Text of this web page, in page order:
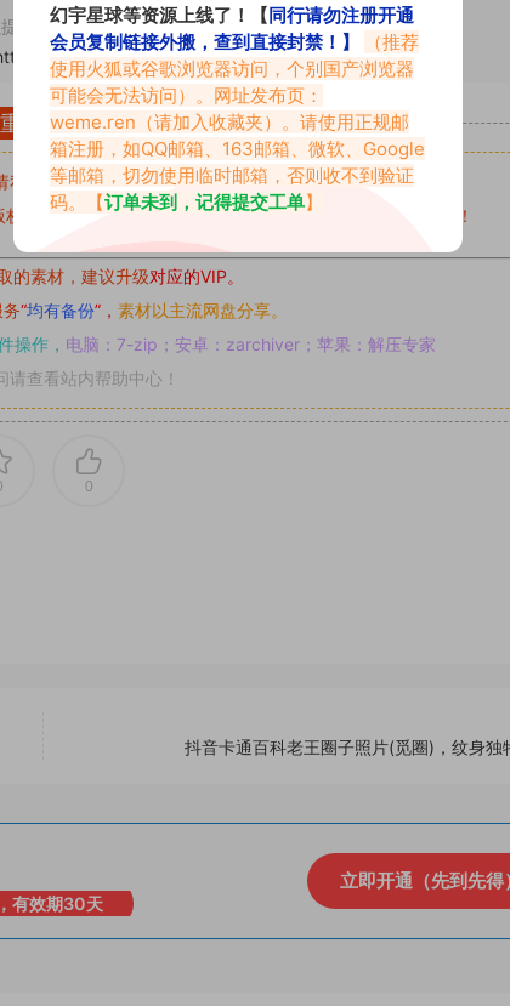
交工单处理。
vmiba.top/7152.html
重要声明
私信留言收到留言后，我们会第一时间进行审核后删除。
作者许可,禁止用于任何商业途径！请在下载24小时内删除！
的素材，建议升级对应的VIP。
“均有备份”， 素材以主流网盘分享。
操作， 电脑：7-zip；安卓：zarchiver；苹果：解压专家
请查看站内帮助中心！
0
抖音卡通百科老王圈子照片(觅圈)，纹身独
有效期30天
立即开通（先到先得
幻宇星球等资源上线了！【同行请勿注册开通
会员复制链接外搬，查到直接封禁！】
（推荐
使用火狐或谷歌浏览器访问，个别国产浏览器
可能会无法访问）。网址发布页：
weme.ren （请加入收藏夹）。请使用正规邮
箱注册，如QQ邮箱、163邮箱、微软、Google
等邮箱，切勿使用临时邮箱，否则收不到验证
码。【订单未到，记得提交工单】